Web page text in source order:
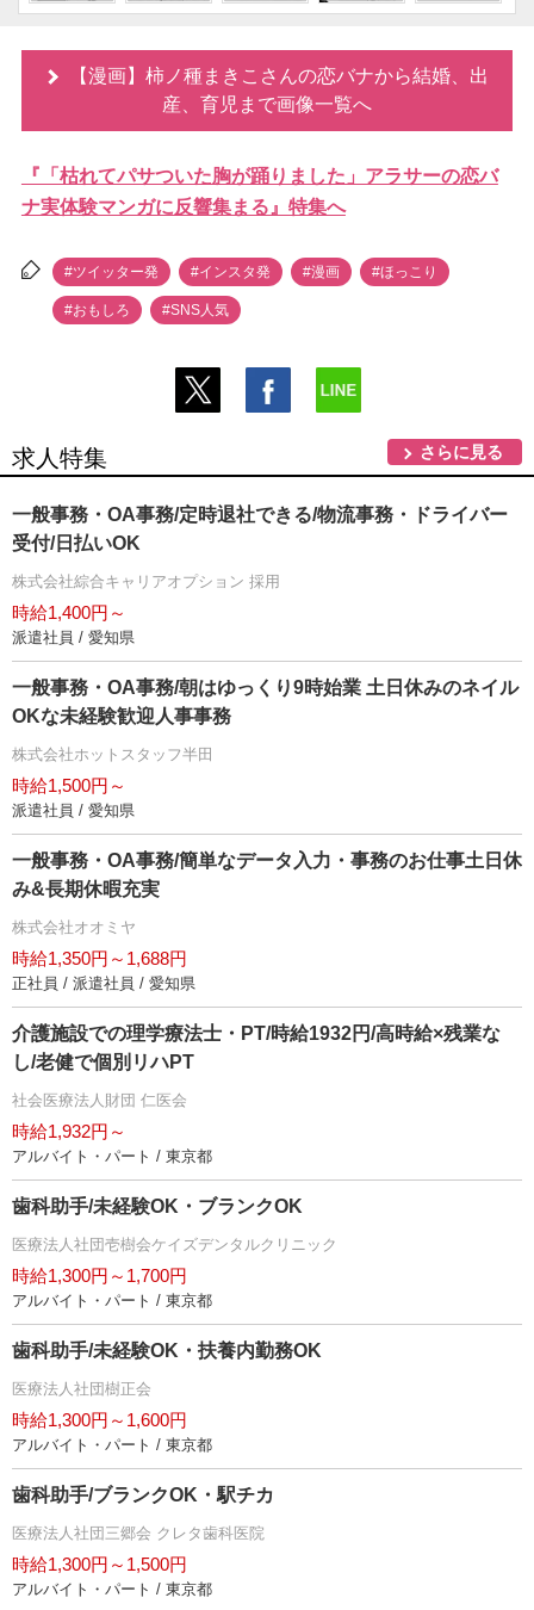
【漫画】柿ノ種まきこさんの恋バナから結婚、出
産、育児まで画像一覧へ
『「枯れてパサついた胸が踊りました」アラサーの恋バ
ナ実体験マンガに反響集まる』特集へ
#ツイッター発 #インスタ発 #漫画 #ほっこり
#おもしろ #SNS人気
求人特集 さらに見る
一般事務・OA事務/定時退社できる/物流事務・ドライバー
受付/日払いOK
株式会社綜合キャリアオプション 採用
時給1,400円～
派遣社員 / 愛知県
一般事務・OA事務/朝はゆっくり9時始業 土日休みのネイル
OKな未経験歓迎人事事務
株式会社ホットスタッフ半田
時給1,500円～
派遣社員 / 愛知県
一般事務・OA事務/簡単なデータ入力・事務のお仕事土日休
み&長期休暇充実
株式会社オオミヤ
時給1,350円～1,688円
正社員 / 派遣社員 / 愛知県
介護施設での理学療法士・PT/時給1932円/高時給×残業な
し/老健で個別リハPT
社会医療法人財団 仁医会
時給1,932円～
アルバイト・パート / 東京都
歯科助手/未経験OK・ブランクOK
医療法人社団壱樹会ケイズデンタルクリニック
時給1,300円～1,700円
アルバイト・パート / 東京都
歯科助手/未経験OK・扶養内勤務OK
医療法人社団樹正会
時給1,300円～1,600円
アルバイト・パート / 東京都
歯科助手/ブランクOK・駅チカ
医療法人社団三郷会 クレタ歯科医院
時給1,300円～1,500円
アルバイト・パート / 東京都